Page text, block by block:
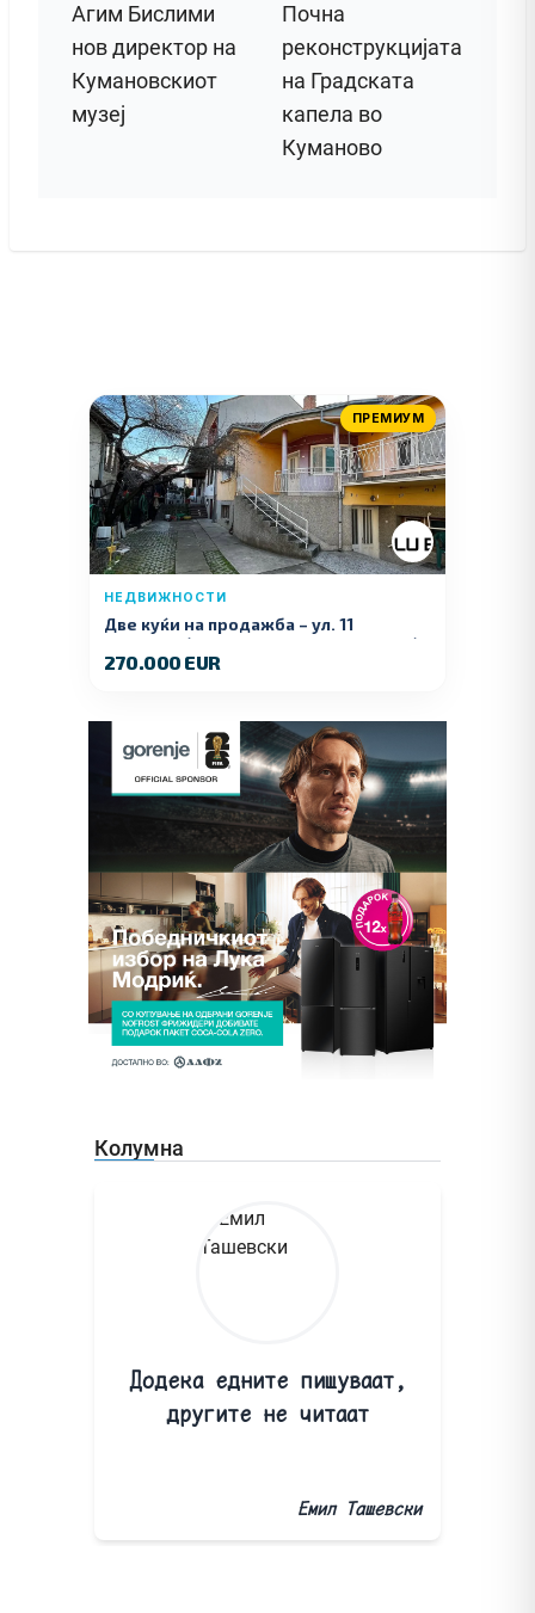
Агим Бислими
нов директор на
Кумановскиот
музеј
Почна
реконструкцијата
на Градската
капела во
Куманово
ПРЕМИУМ
НЕДВИЖНОСТИ
Две куќи на продажба – ул. 11
Ноември (Наспроти Селман Туризам)
270.000 EUR
Колумна
Додека едните пишуваат,
другите не читаат
Емил Ташевски